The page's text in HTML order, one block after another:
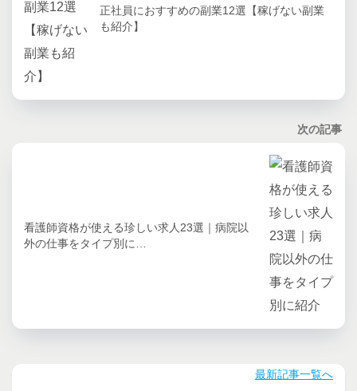
正社員におすすめの副業12選【稼げない副業
も紹介】
次の記事
看護師資格が使える珍しい求人23選｜病院以
外の仕事をタイプ別に…
最新記事一覧へ